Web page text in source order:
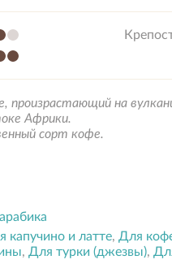
произрастающий на
Африки.
сорт кофе.
капучино и латте, Для
, Для турки (джезвы),